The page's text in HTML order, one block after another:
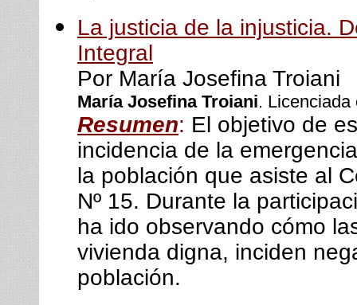
La justicia de la injusticia.
Integral
Por María Josefina Troiani
María Josefina Troiani. Licenciada
Resumen: El objetivo de
incidencia de la
la población que asiste al
Nº 15. Durante la
ha ido observando cómo
vivienda digna, inciden
población.